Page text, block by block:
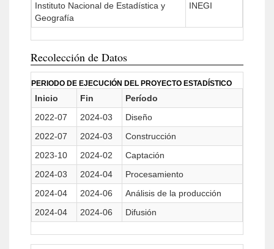
Instituto Nacional de Estadística y
Geografía
INEGI
Recolección de Datos
PERIODO DE EJECUCIÓN DEL PROYECTO ESTADÍSTICO
Inicio Fin
Período
2022-07
2024-03
Diseño
2022-07
2024-03
Construcción
2023-10
2024-02
Captación
2024-03
2024-04
Procesamiento
2024-04
2024-06
Análisis de la producción
2024-04
2024-06 Difusión